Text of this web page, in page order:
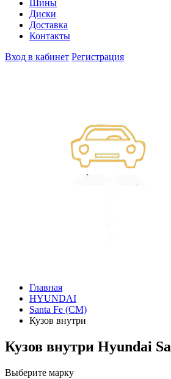
Шины
Диски
Доставка
Контакты
Вход в кабинет Регистрация
Главная
HYUNDAI
Santa Fe (CM)
Кузов внутри
Кузов внутри Hyundai
Выберите марку